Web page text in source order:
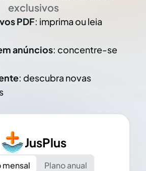
exclusivos
PDF: imprima ou leia
anúncios: concentre-se
: descubra novas
JusPlus
mensal
Plano anual